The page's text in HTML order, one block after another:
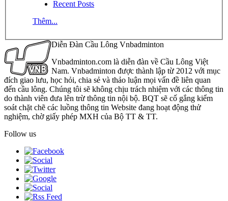
Recent Posts
Thêm...
Diễn Đàn Cầu Lông Vnbadminton
Vnbadminton.com là diễn đàn về Cầu Lông Việt
Nam. Vnbadminton được thành lập từ 2012 với mục
đích giao lưu, học hỏi, chia sẻ và thảo luận mọi vấn đề liên quan
đến cầu lông. Chúng tôi sẽ không chịu trách nhiệm với các thông tin
do thành viên đưa lên trừ thông tin nội bộ. BQT sẽ cố gắng kiểm
soát chặt chẽ các luồng thông tin Website đang hoạt động thử
nghiệm, chờ giấy phép MXH của Bộ TT & TT.
Follow us